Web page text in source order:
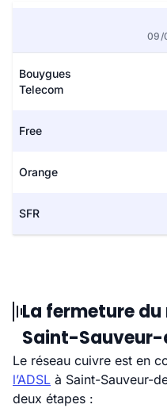
09/
Bouygues
Telecom
Free
Orange
SFR
La fermeture du
Saint-
Le réseau cuivre est en
l’ADSL à Saint-Sauveur-
deux étapes :